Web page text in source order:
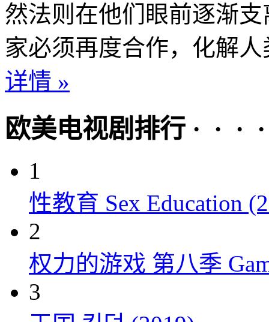
然法则在他们眼前逐渐
家必须再度合作，化解
详情 »
欧美电视剧排行 · · ·
1
性教育 Sex Education
2
权力的游戏 第八季
3